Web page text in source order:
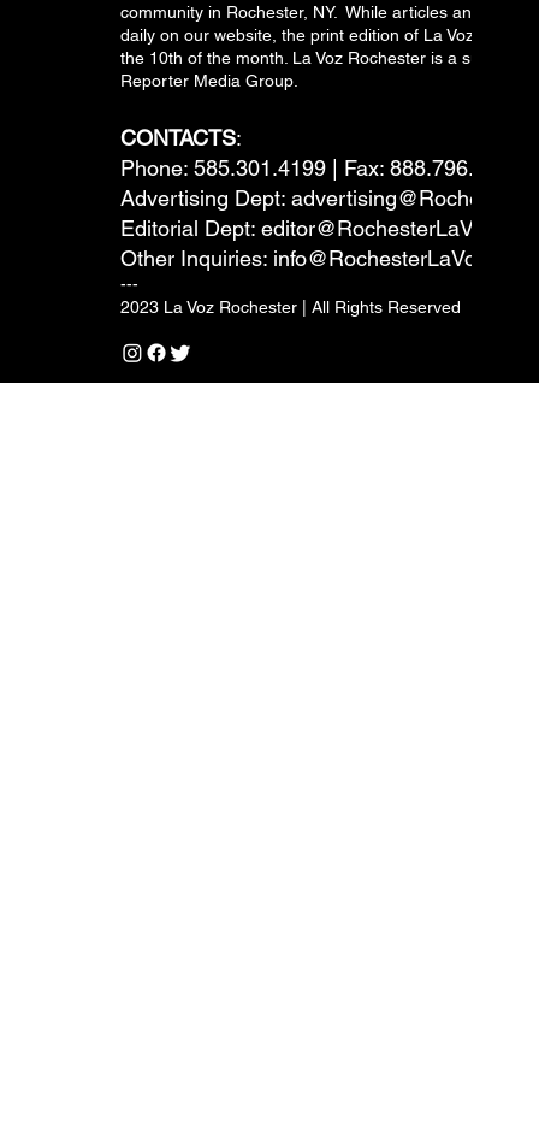
community in Rochester, NY. While articles and
daily on our website, the print edition of La Voz is
the 10th of the month. La Voz Rochester is a
Reporter Media Group.
CONTACTS:
Phone: 585.301.4199 | Fax: 888.796.6292
Advertising Dept:
Editorial Dept:
Other Inquiries: info@RochesterLaVoz.com
---
2023 La Voz Rochester | All Rights Reserved